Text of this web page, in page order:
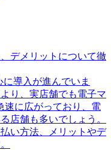
デメリットについて徹
導入が進んでいま
り、実店舗でも電子マ
速に広がっており、電
店舗も多いでしょう。
い方法、メリットやデ